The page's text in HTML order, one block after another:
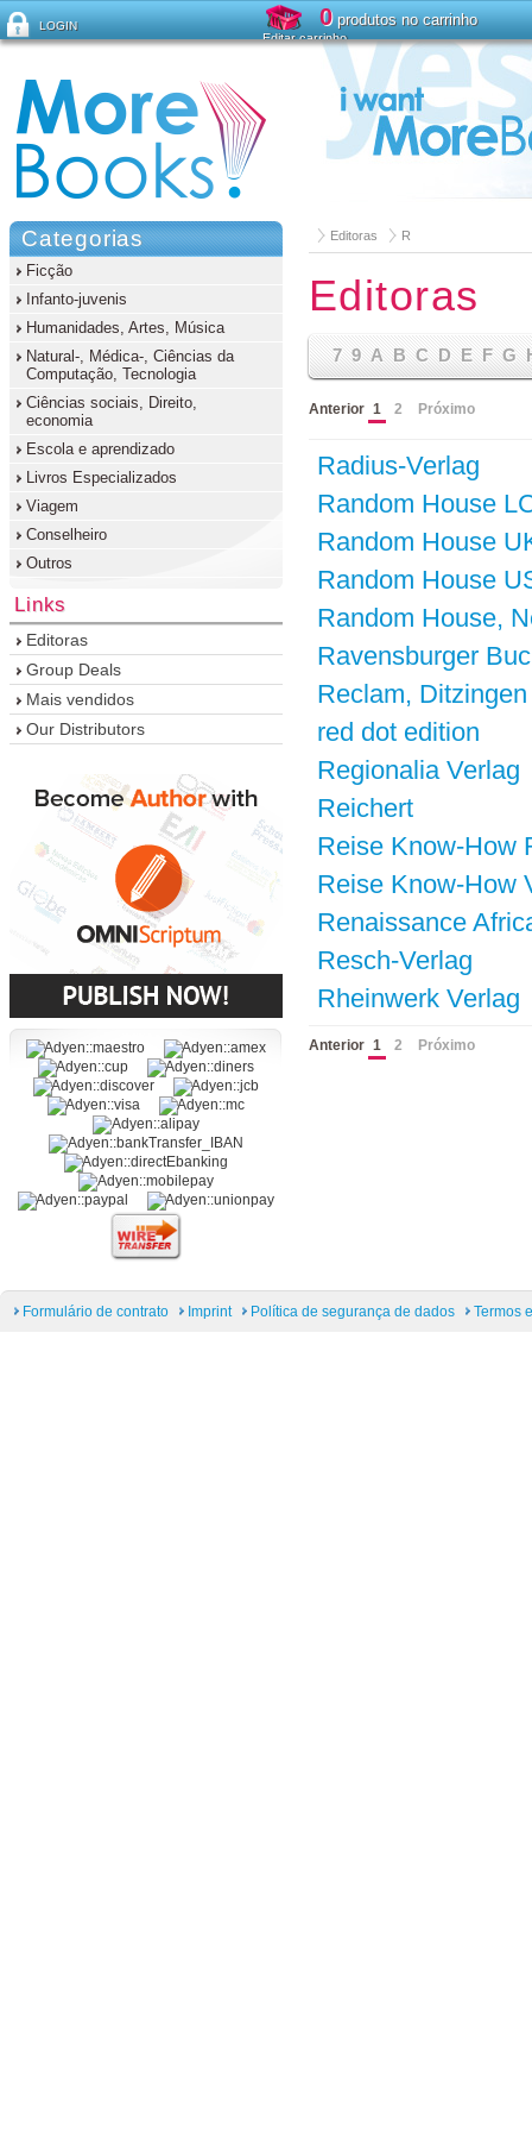
Editoras R
Editoras
7 9 A B C D E F G
Anterior 1 2 Próximo
Radius-Verlag
Random House
Random House
Random House
Random House,
Ravensburger
Reclam, Ditzingen
red dot edition
Regionalia Verlag
Reichert
Reise Know-How
Reise Know-How
Renaissance
Resch-Verlag
Rheinwerk Verlag
Anterior 1 2 Próximo
Categorias
Ficção
Infanto-juvenis
Humanidades, Artes, Música
Natural-, Médica-, Ciências da
Computação, Tecnologia
Ciências sociais, Direito,
economia
Escola e aprendizado
Livros Especializados
Viagem
Conselheiro
Outros
Links
Editoras
Group Deals
Mais vendidos
Our Distributors
Formulário de contrato Imprint Política de segurança de dados Termos
LOGIN
Esqueceu sua senha?
0produtos no carrinho
Editar carrinho